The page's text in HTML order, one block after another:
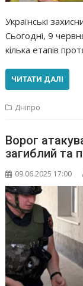
Українські
Сьогодні, 9
кілька етапів
ЧИТАТИ ДАЛІ
Дніпро
Ворог
загиблий та
09.06.2025 17:00